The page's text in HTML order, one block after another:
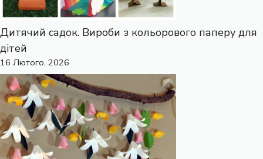
Дитячий садок. Вироби з кольорового паперу для
дітей
16 Лютого, 2026